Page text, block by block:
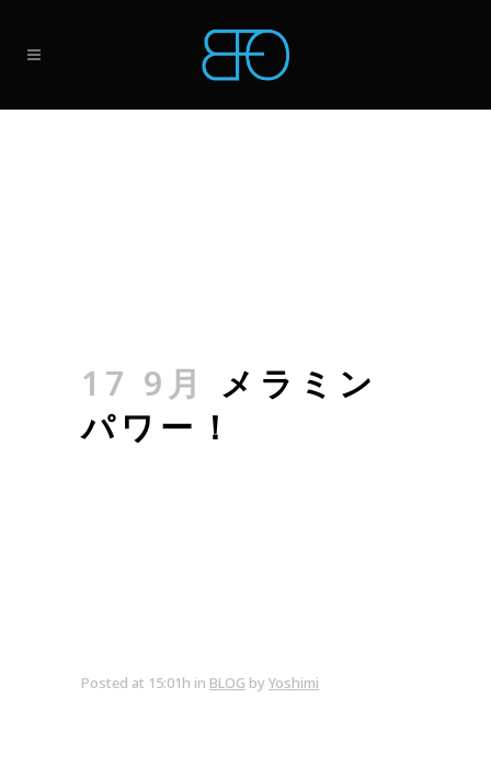
17 9月
メラミン
パワー！
Posted at 15:01h in BLOG byYoshimi